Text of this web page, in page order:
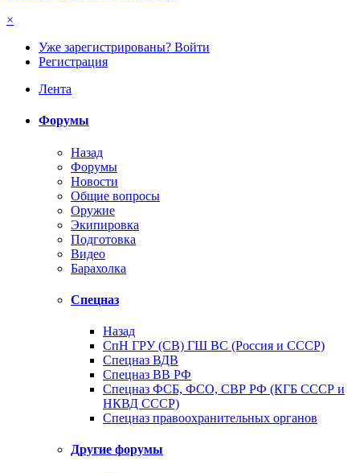
×
Уже зарегистрированы? Войти
Регистрация
Лента
Форумы
Назад
Форумы
Новости
Общие вопросы
Оружие
Экипировка
Подготовка
Видео
Барахолка
Спецназ
Назад
СпН ГРУ (СВ) ГШ ВС (Россия и СССР)
Спецназ ВДВ
Спецназ ВВ РФ
Спецназ ФСБ, ФСО, СВР РФ (КГБ СССР и
НКВД СССР)
Спецназ правоохранительных органов
Другие форумы